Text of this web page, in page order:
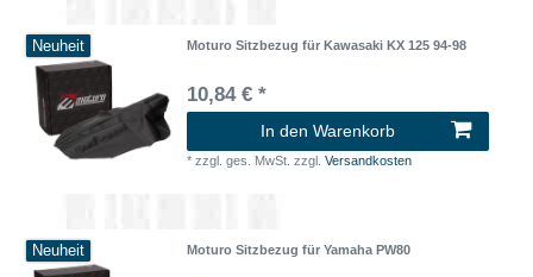
Neuheit Moturo Sitzbezug für Kawasaki KX 125 94-98
10,84 € *
In den Warenkorb
*zzgl. ges. MwSt. zzgl.Versandkosten
Neuheit Moturo Sitzbezug für Yamaha PW80